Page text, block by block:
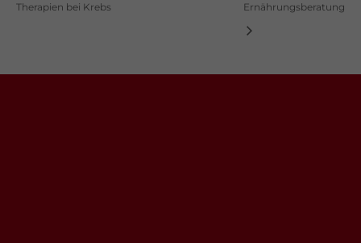
Therapien bei Krebs
Ernährungsberatung